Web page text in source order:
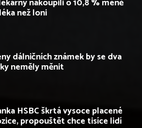
nakoupili o 10,8 % méně
než loni
dálničních známek by se dva
neměly měnit
HSBC škrtá vysoce placené
propouštět chce tisíce lidí